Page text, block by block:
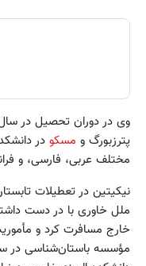
پترزبورگ و مسکو در
مختلف عربی، فارسی، و
نیکیتین در تعطیلات
ملل خاوری با در دست
خارج مسافرت کرد و